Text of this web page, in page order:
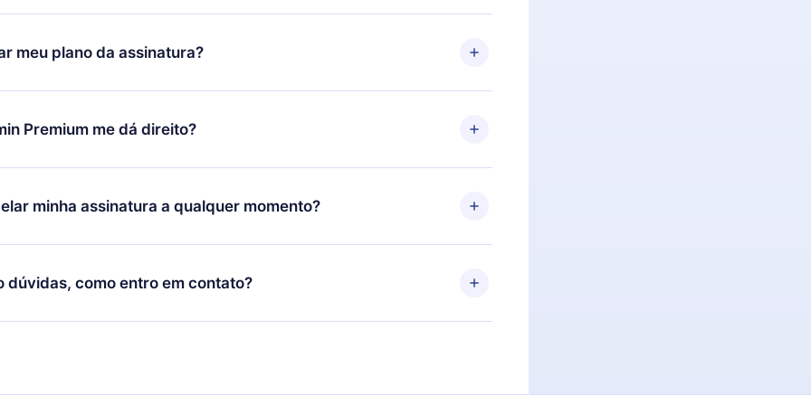
nosso aplicativo e começar a aproveitar nossa biblioteca. Se por algum
satisfeito com nossa plataforma, basta entrar em contato com nossa
(contato@12min.com) em até 7 dias após a compra e solicitar o
meu plano da assinatura?
só se aplicará a partir do próximo período de cobrança. Por
decidiu mudar sua assinatura mensal para anual, após confirmar a
o plano anual, o novo plano só será aplicado e cobrado após o aniversário
Premium me dá direito?
é um plano que te garante acesso a toda nossa biblioteca de 2500+
em 3 línguas (Inglês, espanhol e português) que você pode ler ou
momento através do nosso aplicativo disponível para iOS, Android e
minha assinatura a qualquer momento?
por não renovar sua assinatura do 12min, você pode cancelar a
e o próximo ciclo de cobrança não ocorrerá.
dúvidas, como entro em contato?
para entrar em contato porsupport@12min.com.